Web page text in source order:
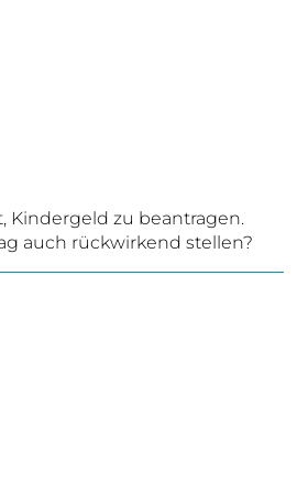
Kindergeld zu beantragen.
auch rückwirkend stellen?